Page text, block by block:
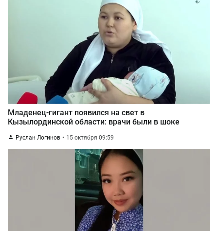
Младенец-гигант появился на свет в
Кызылординской области: врачи были в шоке
Руслан Логинов 15 октября 09:59